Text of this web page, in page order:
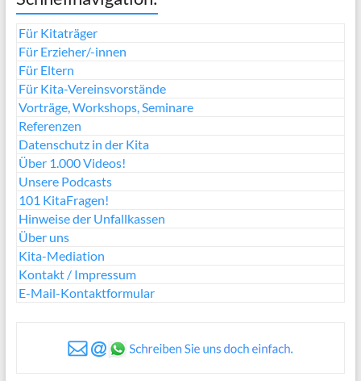
Für Kitaträger
Für Erzieher/-innen
Für Eltern
Für Kita-Vereinsvorstände
Vorträge, Workshops, Seminare
Referenzen
Datenschutz in der Kita
Über 1.000 Videos!
Unsere Podcasts
101 KitaFragen!
Hinweise der Unfallkassen
Über uns
Kita-Mediation
Kontakt / Impressum
E-Mail-Kontaktformular